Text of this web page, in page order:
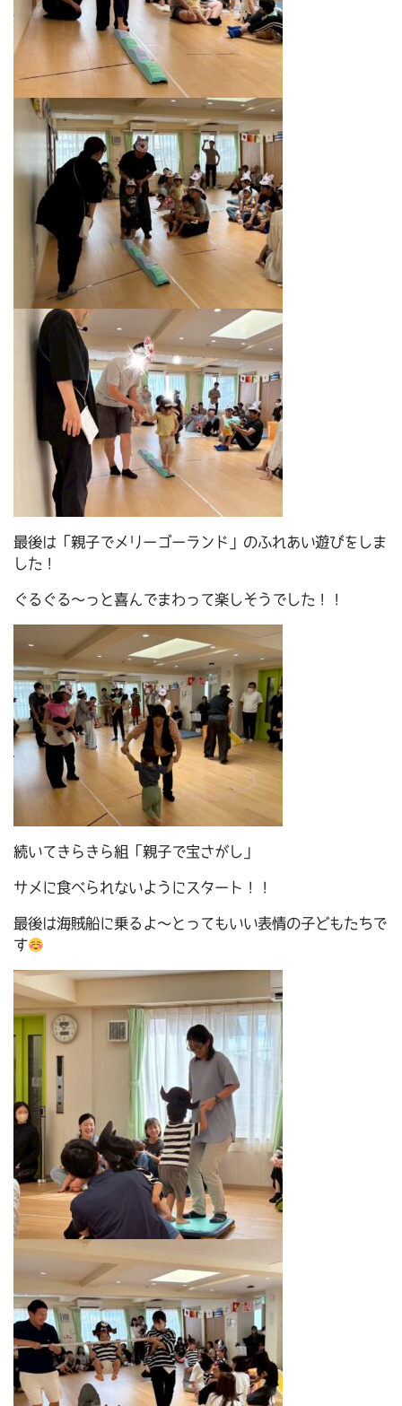
最後は「親子でメリーゴーランド」のふれあい遊びをしま
した！
ぐるぐる～っと喜んでまわって楽しそうでした！！
続いてきらきら組「親子で宝さがし」
サメに食べられないようにスタート！！
最後は海賊船に乗るよ～とってもいい表情の子どもたちで
す